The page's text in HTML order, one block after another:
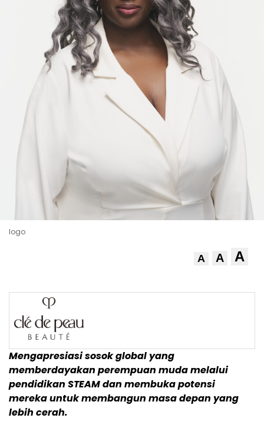
logo
A A A
Mengapresiasi sosok global yang
memberdayakan perempuan muda melalui
pendidikan STEAM dan membuka potensi
mereka untuk membangun masa depan yang
lebih cerah.